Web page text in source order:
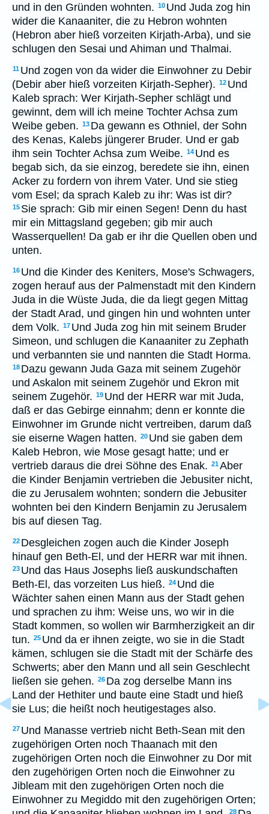
und in den Gründen wohnten. 10 Und Juda zog hin
wider die Kanaaniter, die zu Hebron wohnten
(Hebron aber hieß vorzeiten Kirjath-Arba), und sie
schlugen den Sesai und Ahiman und Thalmai.
11 Und zogen von da wider die Einwohner zu Debir
(Debir aber hieß vorzeiten Kirjath-Sepher). 12 Und
Kaleb sprach: Wer Kirjath-Sepher schlägt und
gewinnt, dem will ich meine Tochter Achsa zum
Weibe geben. 13 Da gewann es Othniel, der Sohn
des Kenas, Kalebs jüngerer Bruder. Und er gab
ihm sein Tochter Achsa zum Weibe. 14 Und es
begab sich, da sie einzog, beredete sie ihn, einen
Acker zu fordern von ihrem Vater. Und sie stieg
vom Esel; da sprach Kaleb zu ihr: Was ist dir?
15 Sie sprach: Gib mir einen Segen! Denn du hast
mir ein Mittagsland gegeben; gib mir auch
Wasserquellen! Da gab er ihr die Quellen oben und
unten.
16 Und die Kinder des Keniters, Mose's Schwagers,
zogen herauf aus der Palmenstadt mit den Kindern
Juda in die Wüste Juda, die da liegt gegen Mittag
der Stadt Arad, und gingen hin und wohnten unter
dem Volk. 17 Und Juda zog hin mit seinem Bruder
Simeon, und schlugen die Kanaaniter zu Zephath
und verbannten sie und nannten die Stadt Horma.
18 Dazu gewann Juda Gaza mit seinem Zugehör
und Askalon mit seinem Zugehör und Ekron mit
seinem Zugehör. 19 Und der HERR war mit Juda,
daß er das Gebirge einnahm; denn er konnte die
Einwohner im Grunde nicht vertreiben, darum daß
sie eiserne Wagen hatten. 20 Und sie gaben dem
Kaleb Hebron, wie Mose gesagt hatte; und er
vertrieb daraus die drei Söhne des Enak. 21Aber
die Kinder Benjamin vertrieben die Jebusiter nicht,
die zu Jerusalem wohnten; sondern die Jebusiter
wohnten bei den Kindern Benjamin zu Jerusalem
bis auf diesen Tag.
22 Desgleichen zogen auch die Kinder Joseph
hinauf gen Beth-El, und der HERR war mit ihnen.
23 Und das Haus Josephs ließ auskundschaften
Beth-El, das vorzeiten Lus hieß. 24 Und die
Wächter sahen einen Mann aus der Stadt gehen
und sprachen zu ihm: Weise uns, wo wir in die
Stadt kommen, so wollen wir Barmherzigkeit an dir
tun. 25 Und da er ihnen zeigte, wo sie in die Stadt
kämen, schlugen sie die Stadt mit der Schärfe des
Schwerts; aber den Mann und all sein Geschlecht
ließen sie gehen. 26 Da zog derselbe Mann ins
Land der Hethiter und baute eine Stadt und hieß
sie Lus; die heißt noch heutigestages also.
27 Und Manasse vertrieb nicht Beth-Sean mit den
zugehörigen Orten noch Thaanach mit den
zugehörigen Orten noch die Einwohner zu Dor mit
den zugehörigen Orten noch die Einwohner zu
Jibleam mit den zugehörigen Orten noch die
Einwohner zu Megiddo mit den zugehörigen Orten;
28